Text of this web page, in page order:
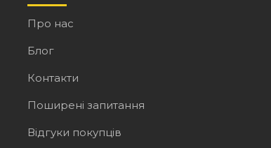
Про нас
Блог
Контакти
Поширені запитання
Відгуки покупців